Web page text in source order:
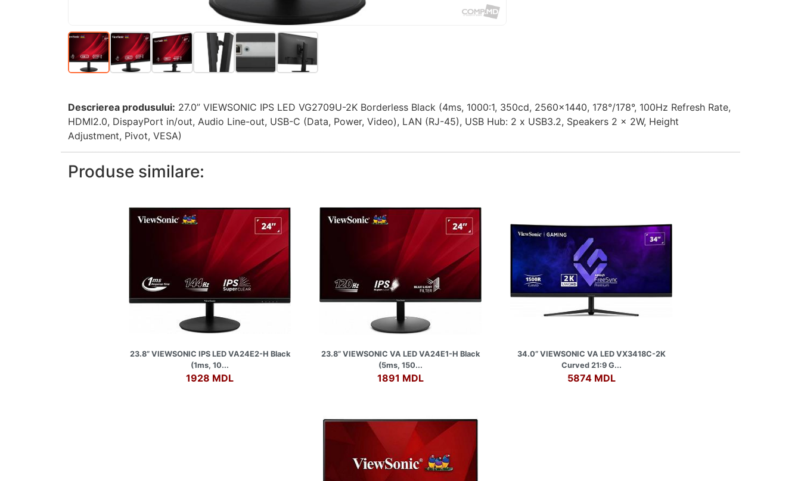
Descrierea produsului: 27.0” VIEWSONIC IPS LED VG2709U-2K Borderless Black (4ms, 1000:1, 350cd, 2560x1440, 178°/178°, 100Hz Refresh Rate,
HDMI2.0, DispayPort in/out, Audio Line-out, USB-C (Data, Power, Video), LAN (RJ-45), USB Hub: 2 x USB3.2, Speakers 2 x 2W, Height
Adjustment, Pivot, VESA)
Produse similare:
23.8” VIEWSONIC IPS LED VA24E2-H Black
(1ms, 10...
1928 MDL
23.8” VIEWSONIC VA LED VA24E1-H Black
(5ms, 150...
1891 MDL
34.0” VIEWSONIC VA LED VX3418C-2K
Curved 21:9 G...
5874 MDL